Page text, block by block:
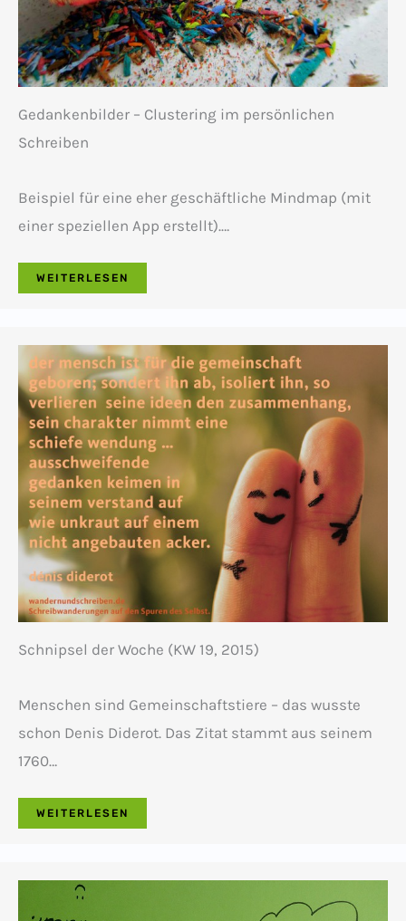
Gedankenbilder – Clustering im persönlichen
Schreiben
Beispiel für eine eher geschäftliche Mindmap (mit
einer speziellen App erstellt).…
WEITERLESEN
Schnipsel der Woche (KW 19, 2015)
Menschen sind Gemeinschaftstiere – das wusste
schon Denis Diderot. Das Zitat stammt aus seinem
1760…
WEITERLESEN